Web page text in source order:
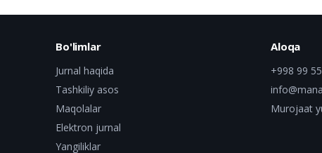
Bo'limlar
Jurnal haqida
Tashkiliy asos
Maqolalar
Elektron jurnal
Yangiliklar
Aloqa
+998 99
Murojaat